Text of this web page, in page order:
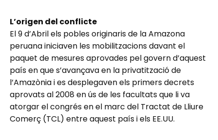
L’origen del conflicte
El 9 d’Abril els pobles originaris de la Amazona
peruana iniciaven les mobilitzacions davant el
paquet de mesures aprovades pel govern d’aquest
país en que s’avançava en la privatització de
l’Amazònia i es desplegaven els primers decrets
aprovats al 2008 en ús de les facultats que li va
atorgar el congrés en el marc del Tractat de Lliure
Comerç (TCL) entre aquest país i els EE.UU.